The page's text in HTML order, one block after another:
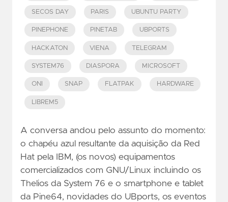
SECOS DAY PARIS UBUNTU PARTY
PINEPHONE PINETAB UBPORTS
HACKATON VIENA TELEGRAM
SYSTEM76 DIASPORA MICROSOFT
ONI SNAP FLATPAK HARDWARE
LIBREM5
A conversa andou pelo assunto do momento:
o chapéu azul resultante da aquisição da Red
Hat pela IBM, (os novos) equipamentos
comercializados com GNU/Linux incluindo os
Thelios da System 76 e o smartphone e tablet
da Pine64, novidades do UBports, os eventos